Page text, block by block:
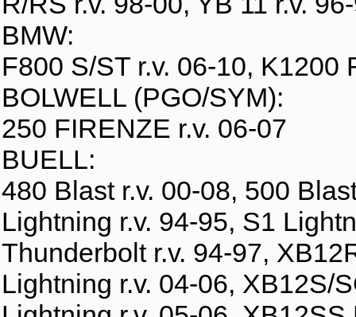
BMW:
F800 S/ST r.v. 06-10, K1200
BOLWELL (PGO/SYM):
250 FIRENZE r.v. 06-07
BUELL:
480 Blast r.v. 00-08, 500
Lightning r.v. 94-95, S1
Thunderbolt r.v. 94-97,
Lightning r.v. 04-06, XB12S/